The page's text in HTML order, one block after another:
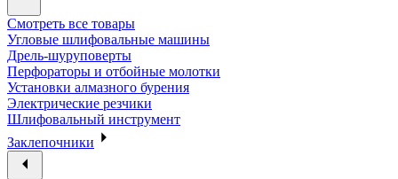
Смотреть все товары
Угловые шлифовальные машины
Дрель-шуруповерты
Перфораторы и отбойные молотки
Установки алмазного бурения
Электрические резчики
Шлифовальный инструмент
Заклепочники